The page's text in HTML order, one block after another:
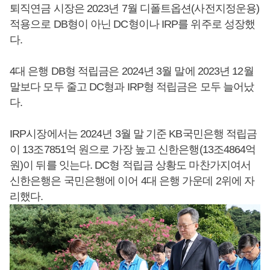
퇴직연금 시장은 2023년 7월 디폴트옵션(사전지정운용)
적용으로 DB형이 아닌 DC형이나 IRP를 위주로 성장했
다.
4대 은행 DB형 적립금은 2024년 3월 말에 2023년 12월
말보다 모두 줄고 DC형과 IRP형 적립금은 모두 늘어났
다.
IRP시장에서는 2024년 3월 말 기준 KB국민은행 적립금
이 13조7851억 원으로 가장 높고 신한은행(13조4864억
원)이 뒤를 잇는다. DC형 적립금 상황도 마찬가지여서
신한은행은 국민은행에 이어 4대 은행 가운데 2위에 자
리했다.